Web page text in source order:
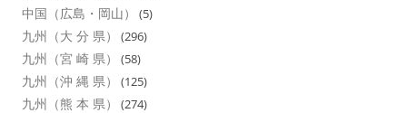
中国（広島・岡山） (5)
九州（大 分 県） (296)
九州（宮 崎 県） (58)
九州（沖 縄 県） (125)
九州（熊 本 県） (274)